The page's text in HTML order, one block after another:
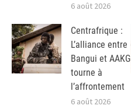
6 août 2026
Centrafrique :
L’alliance entre
Bangui et AAKG
tourne à
l’affrontement
6 août 2026